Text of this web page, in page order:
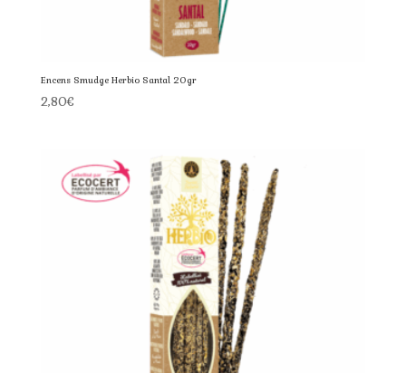
Encens Smudge Herbio Santal 20gr
2,80€